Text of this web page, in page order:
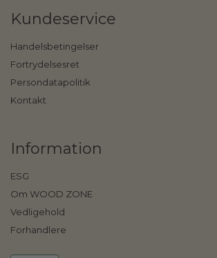
Kundeservice
Handelsbetingelser
Fortrydelsesret
Persondatapolitik
Kontakt
Information
ESG
Om WOOD ZONE
Vedligehold
Forhandlere